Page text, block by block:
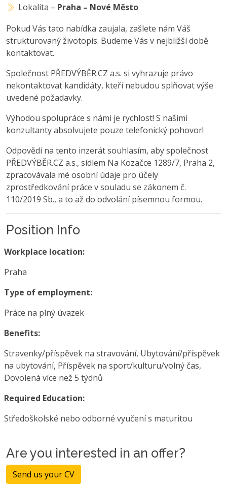
Lokalita – Praha – Nové Město
Pokud Vás tato nabídka zaujala, zašlete nám Váš
strukturovaný životopis. Budeme Vás v nejbližší době
kontaktovat.
Společnost PŘEDVÝBĚR.CZ a.s. si vyhrazuje právo
nekontaktovat kandidáty, kteří nebudou splňovat výše
uvedené požadavky.
Výhodou spolupráce s námi je rychlost! S našimi
konzultanty absolvujete pouze telefonický pohovor!
Odpovědí na tento inzerát souhlasím, aby společnost
PŘEDVÝBĚR.CZ a.s., sídlem Na Kozačce 1289/7, Praha 2,
zpracovávala mé osobní údaje pro účely
zprostředkování práce v souladu se zákonem č.
110/2019 Sb., a to až do odvolání písemnou formou.
Position Info
Workplace location:
Praha
Type of employment:
Práce na plný úvazek
Benefits:
Stravenky/příspěvek na stravování, Ubytování/příspěvek
na ubytování, Příspěvek na sport/kulturu/volný čas,
Dovolená více než 5 týdnů
Required Education:
Středoškolské nebo odborné vyučení s maturitou
Are you interested in an offer?
Send us your CV